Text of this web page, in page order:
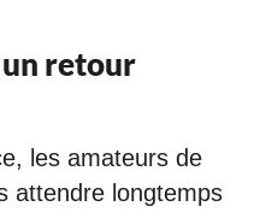
retour
les amateurs de
attendre longtemps